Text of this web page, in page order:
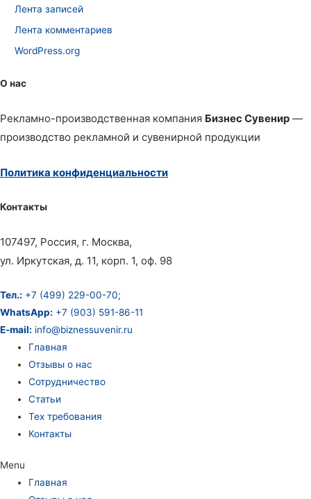
Лента записей
Лента комментариев
WordPress.org
О нас
Рекламно-производственная компания Бизнес Сувенир —
производство рекламной и сувенирной продукции
Политика конфиденциальности
Контакты
107497, Россия, г. Москва,
ул. Иркутская, д. 11, корп. 1, оф. 98
Тел.: +7 (499) 229-00-70;
WhatsApp: +7 (903) 591-86-11
E-mail: info@biznessuvenir.ru
Главная
Отзывы о нас
Сотрудничество
Статьи
Тех требования
Контакты
Menu
Главная